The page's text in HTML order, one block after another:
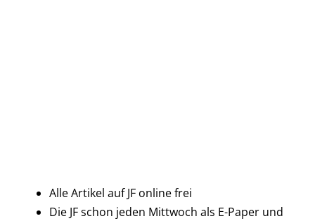
Alle Artikel auf JF online frei
Die JF schon jeden Mittwoch als E-Paper und